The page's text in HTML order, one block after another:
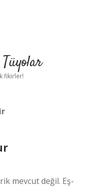
fikirler!
mevcut değil. Eş-